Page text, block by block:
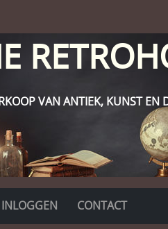
VAN ANTIEK, KUNST EN
CONTACT